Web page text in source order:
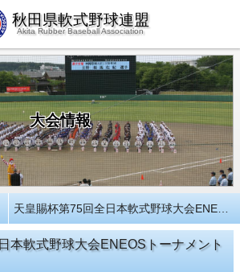
秋田県軟式野球連盟
Akita Rubber Baseball Association
大会情報
天皇賜杯第75回全日本軟式野球大会ENEOSトーナメント秋田県予選
本軟式野球大会ENEOSトーナメント